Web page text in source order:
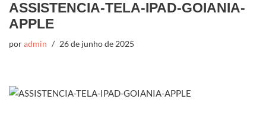
ASSISTENCIA-TELA-IPAD-GOIANIA-
APPLE
poradmin 26 de junho de 2025